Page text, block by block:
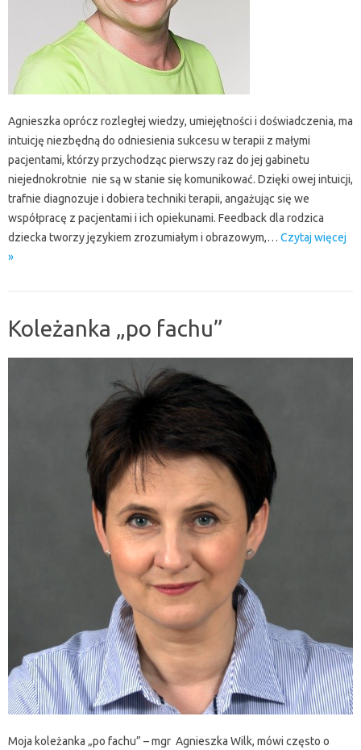
Agnieszka oprócz rozległej wiedzy, umiejętności i doświadczenia, ma
intuicję niezbędną do odniesienia sukcesu w terapii z małymi
pacjentami, którzy przychodząc pierwszy raz do jej gabinetu
niejednokrotnie nie są w stanie się komunikować. Dzięki owej intuicji,
trafnie diagnozuje i dobiera techniki terapii, angażując się we
współpracę z pacjentami i ich opiekunami. Feedback dla rodzica
dziecka tworzy językiem zrozumiałym i obrazowym,… Czytaj więcej
»
Koleżanka „po fachu”
Moja koleżanka „po fachu” – mgr Agnieszka Wilk, mówi często o